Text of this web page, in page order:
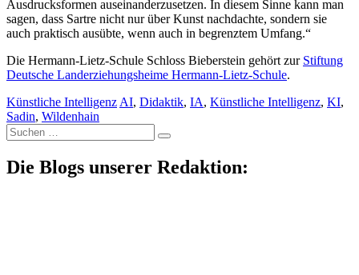
Ausdrucksformen auseinanderzusetzen. In diesem Sinne kann man
sagen, dass Sartre nicht nur über Kunst nachdachte, sondern sie
auch praktisch ausübte, wenn auch in begrenztem Umfang.“
Die Hermann-Lietz-Schule Schloss Bieberstein gehört zur Stiftung
Deutsche Landerziehungsheime Hermann-Lietz-Schule.
Künstliche IntelligenzAI, Didaktik, IA, Künstliche Intelligenz, KI,
Sadin, Wildenhain
Suche
nach:
Die Blogs unserer Redaktion: